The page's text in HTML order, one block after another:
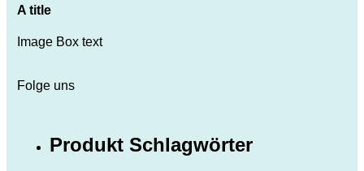
A title
Image Box text
Folge uns
Produkt Schlagwörter